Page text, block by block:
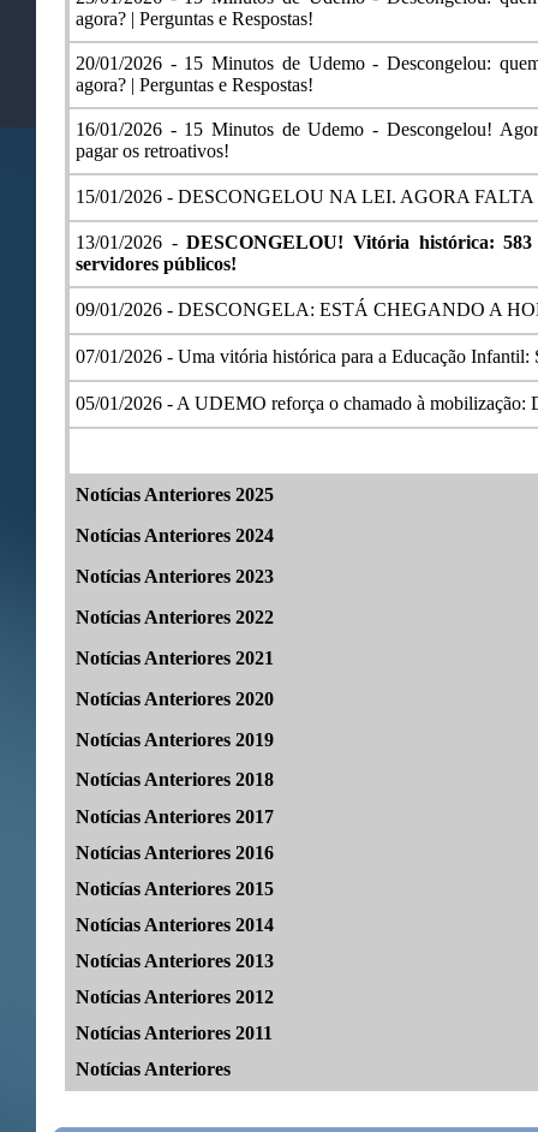
agora? | Perguntas e Respostas!
20/01/2026 - 15 Minutos de Udemo - Descongelou:
agora? | Perguntas e Respostas!
16/01/2026 - 15 Minutos de Udemo - Descongelou!
pagar os retroativos!
15/01/2026 - DESCONGELOU NA LEI. AGORA
13/01/2026 -DESCONGELOU! Vitória histórica:
servidores públicos!
09/01/2026 - DESCONGELA: ESTÁ CHEGANDO A
07/01/2026 - Uma vitória histórica para a Educação Infantil:
05/01/2026 - A UDEMO reforça o chamado à mobilização:
Notícias Anteriores 2025
Notícias Anteriores 2024
Notícias Anteriores 2023
Notícias Anteriores 2022
Notícias Anteriores 2021
Notícias Anteriores 2020
Notícias Anteriores 2019
Notícias Anteriores 2018
Notícias Anteriores 2017
Notícias Anteriores 2016
Noticías Anteriores 2015
Notícias Anteriores 2014
Notícias Anteriores 2013
Notícias Anteriores 2012
Notícias Anteriores 2011
Notícias Anteriores